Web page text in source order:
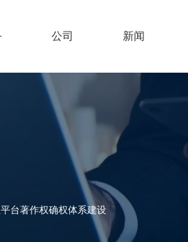
公司 新闻
台著作权确权体系建设